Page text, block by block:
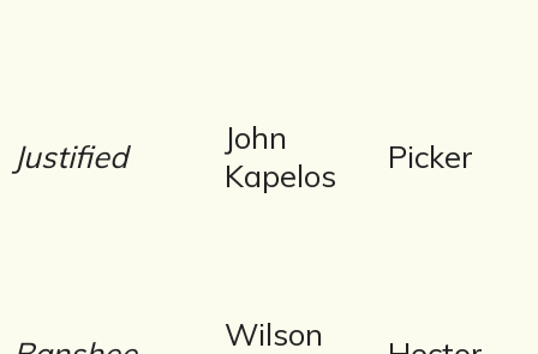
Justified
John
Kapelos
Picker
Wilson